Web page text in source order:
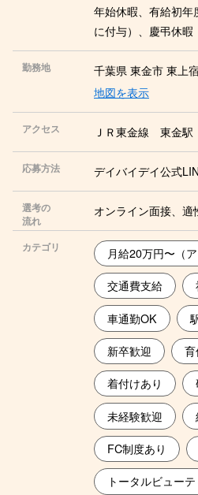
年始休暇、有給初年
に付与）、慶弔休暇
勤務地
千葉県 東金市 東上
地図を表示
アクセス ＪＲ東金線 東金
応募方法 デイバイデイ公式
選考の
流れ
オンライン面接、適
カテゴリ 月給20万円〜（ア
交通費支給
車通勤OK
新卒歓迎 育
着付けあり
未経験歓迎
FC制度あり
トータルビュー